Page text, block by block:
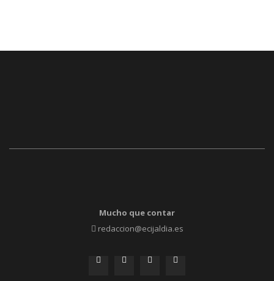
Mucho que contar
redaccion@ecijaldia.es